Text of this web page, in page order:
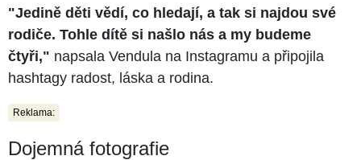
"Jedině děti vědí, co hledají, a tak si najdou své
rodiče. Tohle dítě si našlo nás a my budeme
čtyři," napsala Vendula na Instagramu a připojila
hashtagy radost, láska a rodina.
Reklama:
Dojemná fotografie